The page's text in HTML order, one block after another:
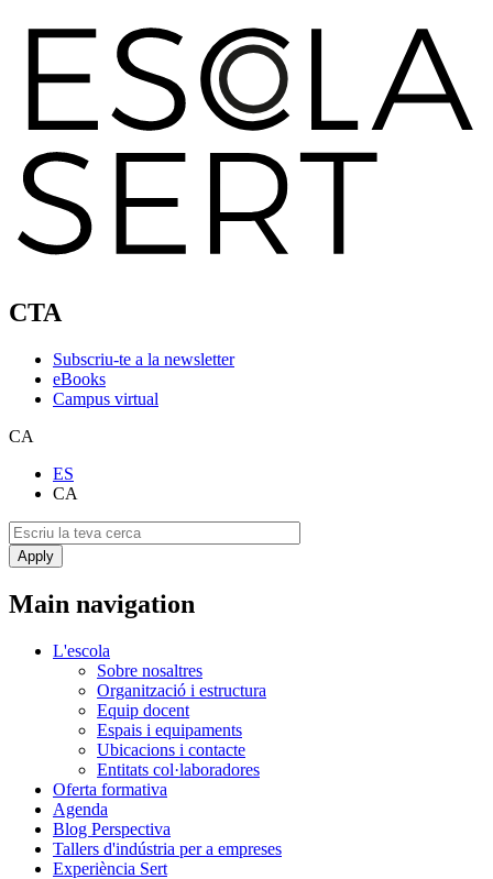
CTA
Subscriu-te a la newsletter
eBooks
Campus virtual
CA
ES
CA
Main navigation
L'escola
Sobre nosaltres
Organització i estructura
Equip docent
Espais i equipaments
Ubicacions i contacte
Entitats col·laboradores
Oferta formativa
Agenda
Blog Perspectiva
Tallers d'indústria per a empreses
Experiència Sert